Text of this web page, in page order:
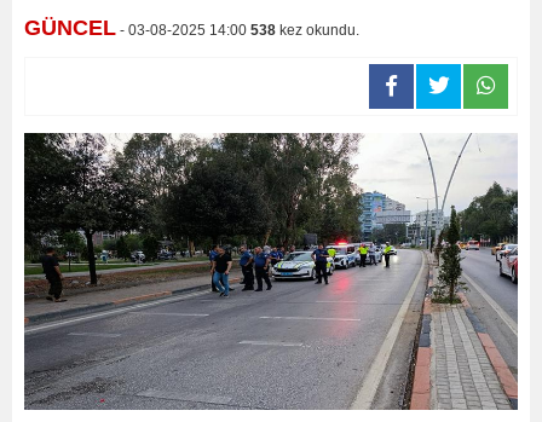
GÜNCEL - 03-08-2025 14:00 538 kez okundu.